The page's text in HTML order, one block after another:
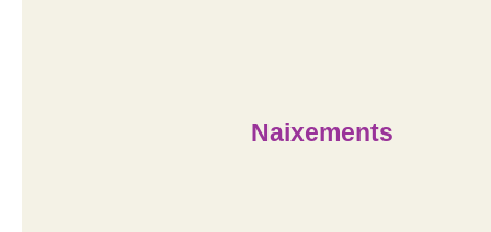
Naixements